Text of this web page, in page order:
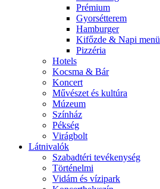
Prémium
Gyorsétterem
Hamburger
Kifőzde & Napi menü
Pizzéria
Hotels
Kocsma & Bár
Koncert
Művészet és kultúra
Múzeum
Színház
Pékség
Virágbolt
Látnivalók
Szabadtéri tevékenység
Történelmi
Vidám és vízipark